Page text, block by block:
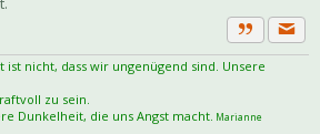
Zitat
nicht, dass wir ungenügend sind. Unsere
zu sein.
Dunkelheit, die uns Angst macht. Marianne